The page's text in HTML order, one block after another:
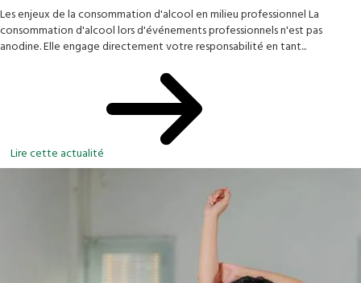
Les enjeux de la consommation d'alcool en milieu professionnel La
consommation d'alcool lors d'événements professionnels n'est pas
anodine. Elle engage directement votre responsabilité en tant...
Lire cette actualité